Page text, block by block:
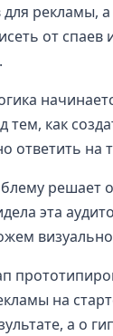
рекламы, а
от
тем, как
ответить на
решает
эта
визуально
на
а о